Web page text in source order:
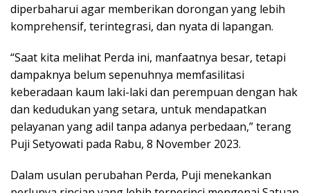
diperbaharui agar memberikan dorongan yang lebih
komprehensif, terintegrasi, dan nyata di lapangan.
“Saat kita melihat Perda ini, manfaatnya besar, tetapi
dampaknya belum sepenuhnya memfasilitasi
keberadaan kaum laki-laki dan perempuan dengan hak
dan kedudukan yang setara, untuk mendapatkan
pelayanan yang adil tanpa adanya perbedaan,” terang
Puji Setyowati pada Rabu, 8 November 2023.
Dalam usulan perubahan Perda, Puji menekankan